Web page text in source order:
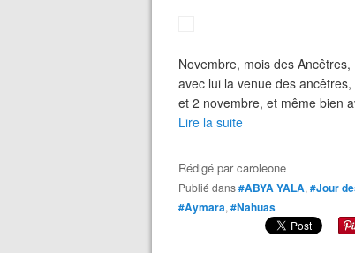
Novembre, mois des
avec lui la venue des
et 2 novembre, et même bien
Lire la suite
Rédigé parcaroleone
Publié dans#ABYA YALA, #Jour
#Aymara, #Nahuas